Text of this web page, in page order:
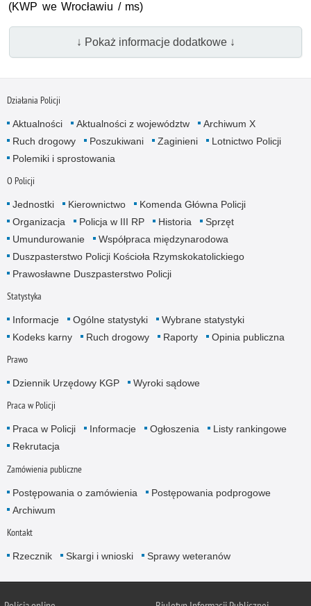
(KWP we Wrocławiu / ms)
↓ Pokaż informacje dodatkowe ↓
Działania Policji
Aktualności Aktualności z województw
Archiwum X
Ruch drogowy
Poszukiwani Zaginieni
Lotnictwo Policji
Polemiki i sprostowania
O Policji
Jednostki Kierownictwo
Komenda Główna Policji
Organizacja
Policja w III RP Historia
Sprzęt
Umundurowanie
Współpraca międzynarodowa
Duszpasterstwo Policji Kościoła Rzymskokatolickiego
Prawosławne Duszpasterstwo Policji
Statystyka
Informacje Ogólne statystyki
Wybrane statystyki
Kodeks karny
Ruch drogowy Raporty Opinia publiczna
Prawo
Dziennik Urzędowy KGP Wyroki sądowe
Praca w Policji
Praca w Policji Informacje Ogłoszenia
Listy rankingowe
Rekrutacja
Zamówienia publiczne
Postępowania o zamówienia
Postępowania podprogowe
Archiwum
Kontakt
Rzecznik Skargi i wnioski Sprawy weteranów